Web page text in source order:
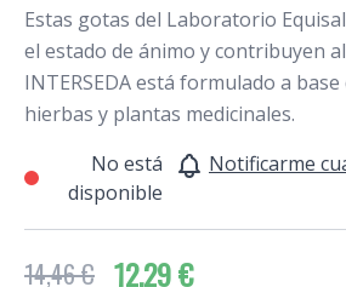
Estas gotas del Laboratorio
el estado de ánimo y contribuyen
INTERSEDA está formulado a
hierbas y plantas medicinales.
No está
disponible
Notificarme
14,46 € 12,29 €